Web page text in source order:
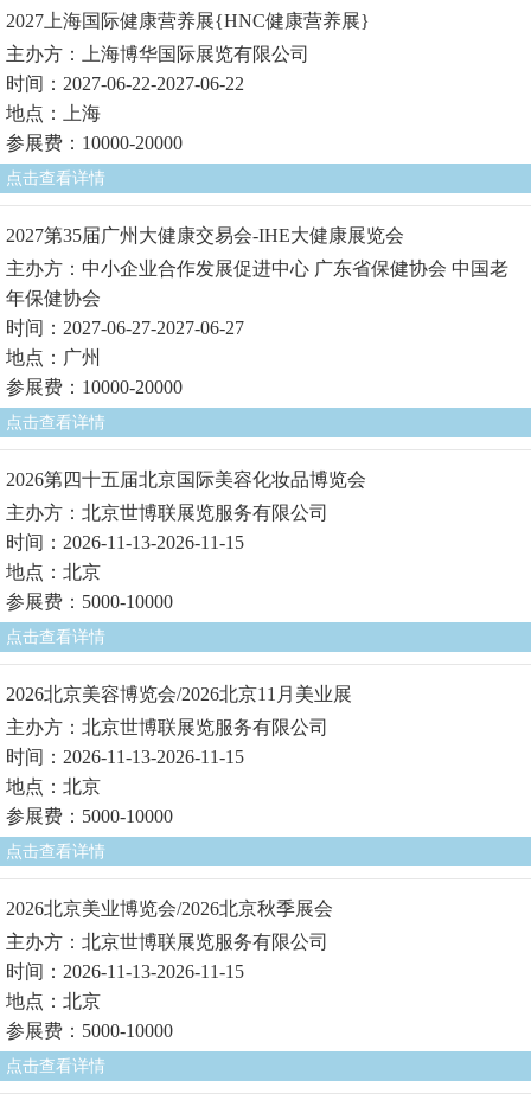
2027上海国际健康营养展{HNC健康营养展}
主办方：上海博华国际展览有限公司
时间：2027-06-22-2027-06-22
地点：上海
参展费：10000-20000
点击查看详情
2027第35届广州大健康交易会-IHE大健康展览会
主办方：中小企业合作发展促进中心 广东省保健协会 中国老
年保健协会
时间：2027-06-27-2027-06-27
地点：广州
参展费：10000-20000
点击查看详情
2026第四十五届北京国际美容化妆品博览会
主办方：北京世博联展览服务有限公司
时间：2026-11-13-2026-11-15
地点：北京
参展费：5000-10000
点击查看详情
2026北京美容博览会/2026北京11月美业展
主办方：北京世博联展览服务有限公司
时间：2026-11-13-2026-11-15
地点：北京
参展费：5000-10000
点击查看详情
2026北京美业博览会/2026北京秋季展会
主办方：北京世博联展览服务有限公司
时间：2026-11-13-2026-11-15
地点：北京
参展费：5000-10000
点击查看详情